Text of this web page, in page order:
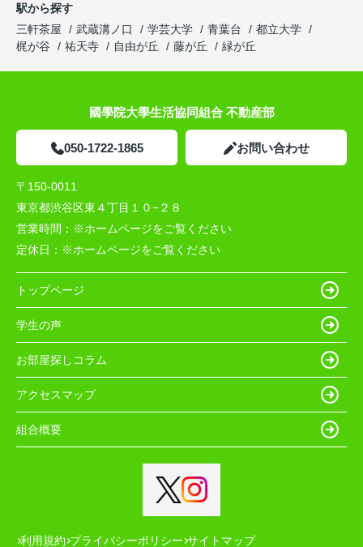
駅から探す
三軒茶屋
武蔵溝ノ口 学芸大学 青葉台
都立大学
梶が谷
祐天寺 自由が丘 藤が丘 緑が丘
國學院大學生活協同組合 不動産部
050-1722-1865 お問い合わせ
〒150-0011
東京都渋谷区東４丁目１０−２８
営業時間： ※ホームページをご覧ください
定休日： ※ホームページをご覧ください
トップページ
学生の声
お部屋探しコラム
アクセスマップ
組合概要
利用規約 プライバシーポリシー サイトマップ